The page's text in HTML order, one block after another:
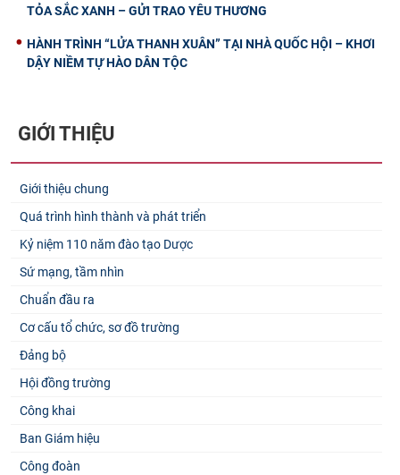
TỎA SẮC XANH – GỬI TRAO YÊU THƯƠNG
HÀNH TRÌNH “LỬA THANH XUÂN” TẠI NHÀ QUỐC HỘI – KHƠI
DẬY NIỀM TỰ HÀO DÂN TỘC
GIỚI THIỆU
Giới thiệu chung
Quá trình hình thành và phát triển
Kỷ niệm 110 năm đào tạo Dược
Sứ mạng, tầm nhìn
Chuẩn đầu ra
Cơ cấu tổ chức, sơ đồ trường
Đảng bộ
Hội đồng trường
Công khai
Ban Giám hiệu
Công đoàn